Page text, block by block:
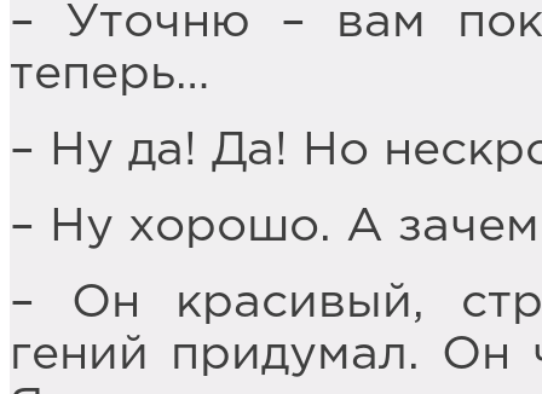
– Уточню – вам
теперь…
– Ну да! Да! Но
– Ну хорошо. А
– Он красивый,
гений придумал. Он